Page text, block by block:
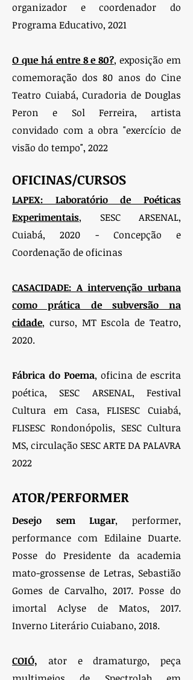
organizador e coordenador do
Programa Educativo, 2021
O que há entre 8 e 80?, exposição em
comemoração dos 80 anos do Cine
Teatro Cuiabá, Curadoria de Douglas
Peron e Sol Ferreira, artista
convidado com a obra "exercício de
visão do tempo", 2022
OFICINAS/CURSOS
LAPEX: Laboratório de Poéticas
Experimentais, SESC ARSENAL,
Cuiabá, 2020 - Concepção e
Coordenação de oficinas
CASACIDADE: A intervenção urbana
como prática de subversão na
cidade, curso, MT Escola de Teatro,
2020.
Fábrica do Poema, oficina de escrita
poética, SESC ARSENAL, Festival
Cultura em Casa, FLISESC Cuiabá,
FLISESC Rondonópolis, SESC Cultura
MS, circulação SESC ARTE DA PALAVRA
2022
ATOR/PERFORMER
Desejo sem Lugar, performer,
performance com Edilaine Duarte.
Posse do Presidente da academia
mato-grossense de Letras, Sebastião
Gomes de Carvalho, 2017. Posse do
imortal Aclyse de Matos, 2017.
Inverno Literário Cuiabano, 2018.
COIÓ,
ator e dramaturgo, peça